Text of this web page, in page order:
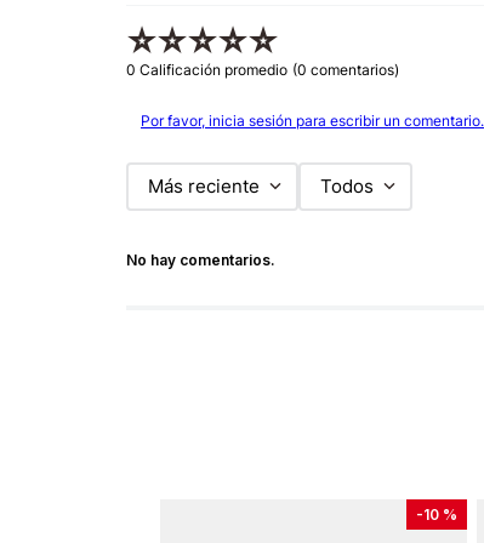
☆☆☆☆☆
0 Calificación promedio (0 comentarios)
Por favor, inicia sesión para escribir un comentario.
Más reciente Todos
No hay comentarios.
-10 %